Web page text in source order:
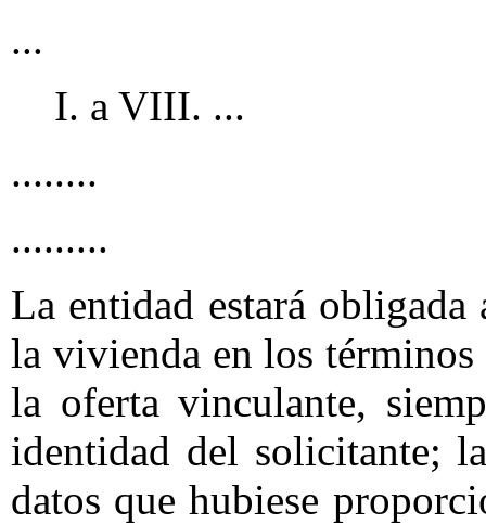
...
I. a VIII. ...
........
.........
La entidad estará
la vivienda en los
la oferta vinculante,
identidad del solicitante;
datos que hubiese